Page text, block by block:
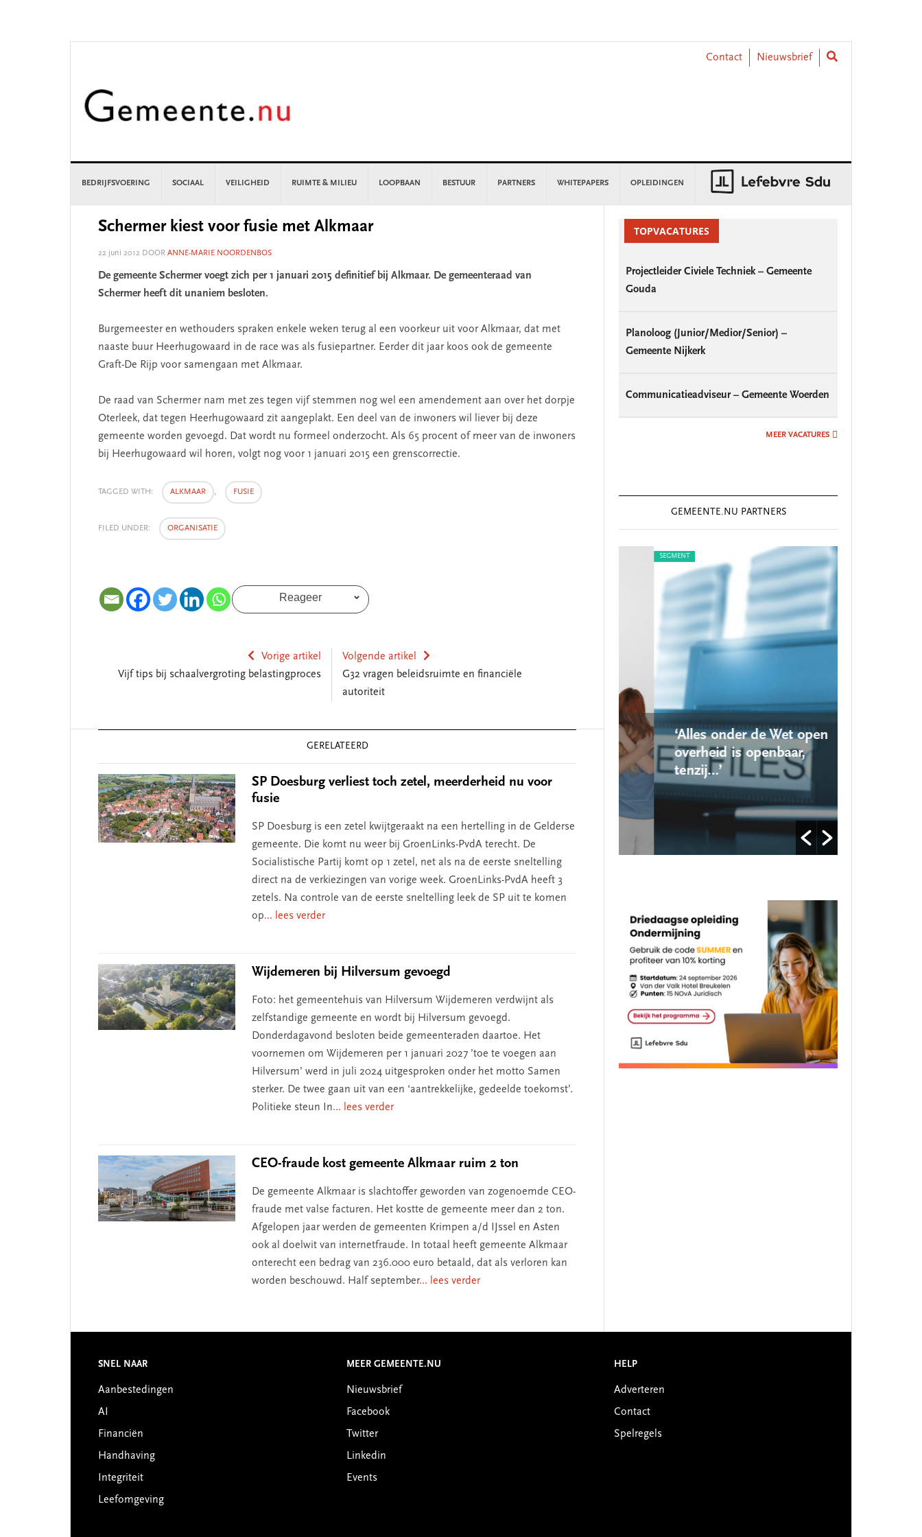
Contact
Nieuwsbrief
BEDRIJFSVOERING SOCIAAL VEILIGHEID RUIMTE & MILIEU LOOPBAAN BESTUUR PARTNERS WHITEPAPERS OPLEIDINGEN
Schermer kiest voor fusie met Alkmaar
22 juni 2012 DOOR ANNE-MARIE NOORDENBOS
De gemeente Schermer voegt zich per 1 januari 2015 definitief bij Alkmaar. De gemeenteraad van
Schermer heeft dit unaniem besloten.
Burgemeester en wethouders spraken enkele weken terug al een voorkeur uit voor Alkmaar, dat met
naaste buur Heerhugowaard in de race was als fusiepartner. Eerder dit jaar koos ook de gemeente
Graft-De Rijp voor samengaan met Alkmaar.
De raad van Schermer nam met zes tegen vijf stemmen nog wel een amendement aan over het dorpje
Oterleek, dat tegen Heerhugowaard zit aangeplakt. Een deel van de inwoners wil liever bij deze
gemeente worden gevoegd. Dat wordt nu formeel onderzocht. Als 65 procent of meer van de inwoners
bij Heerhugowaard wil horen, volgt nog voor 1 januari 2015 een grenscorrectie.
TAGGED WITH: ALKMAAR , FUSIE
FILED UNDER: ORGANISATIE
Reageer
Vorige artikel
Vijf tips bij schaalvergroting belastingproces
Volgende artikel
G32 vragen beleidsruimte en financiële
autoriteit
GERELATEERD
SP Doesburg verliest toch zetel, meerderheid nu voor
fusie
SP Doesburg is een zetel kwijtgeraakt na een hertelling in de Gelderse
gemeente. Die komt nu weer bij GroenLinks-PvdA terecht. De
Socialistische Partij komt op 1 zetel, net als na de eerste sneltelling
direct na de verkiezingen van vorige week. GroenLinks-PvdA heeft 3
zetels. Na controle van de eerste sneltelling leek de SP uit te komen
op... lees verder
Wijdemeren bij Hilversum gevoegd
Foto: het gemeentehuis van Hilversum Wijdemeren verdwijnt als
zelfstandige gemeente en wordt bij Hilversum gevoegd.
Donderdagavond besloten beide gemeenteraden daartoe. Het
voornemen om Wijdemeren per 1 januari 2027 ’toe te voegen aan
Hilversum’ werd in juli 2024 uitgesproken onder het motto Samen
sterker. De twee gaan uit van een ‘aantrekkelijke, gedeelde toekomst’.
Politieke steun In... lees verder
CEO-fraude kost gemeente Alkmaar ruim 2 ton
De gemeente Alkmaar is slachtoffer geworden van zogenoemde CEO-
fraude met valse facturen. Het kostte de gemeente meer dan 2 ton.
Afgelopen jaar werden de gemeenten Krimpen a/d IJssel en Asten
ook al doelwit van internetfraude. In totaal heeft gemeente Alkmaar
onterecht een bedrag van 236.000 euro betaald, dat als verloren kan
worden beschouwd. Half september... lees verder
SidebarTOPVACATURES
Projectleider Civiele Techniek – Gemeente
Gouda
Planoloog (Junior/Medior/Senior) –
Gemeente Nijkerk
Communicatieadviseur – Gemeente Woerden
MEER VACATURES
GEMEENTE.NU PARTNERS
begint bij zelfkennis’
SEGMENT
‘Alles onder de Wet open
overheid is openbaar,
tenzij…’
Footer
SNEL NAAR
Aanbestedingen
AI
Financiën
Handhaving
Integriteit
Leefomgeving
MEER GEMEENTE.NU
Nieuwsbrief
Facebook
Twitter
Linkedin
Events
HELP
Adverteren
Contact
Spelregels